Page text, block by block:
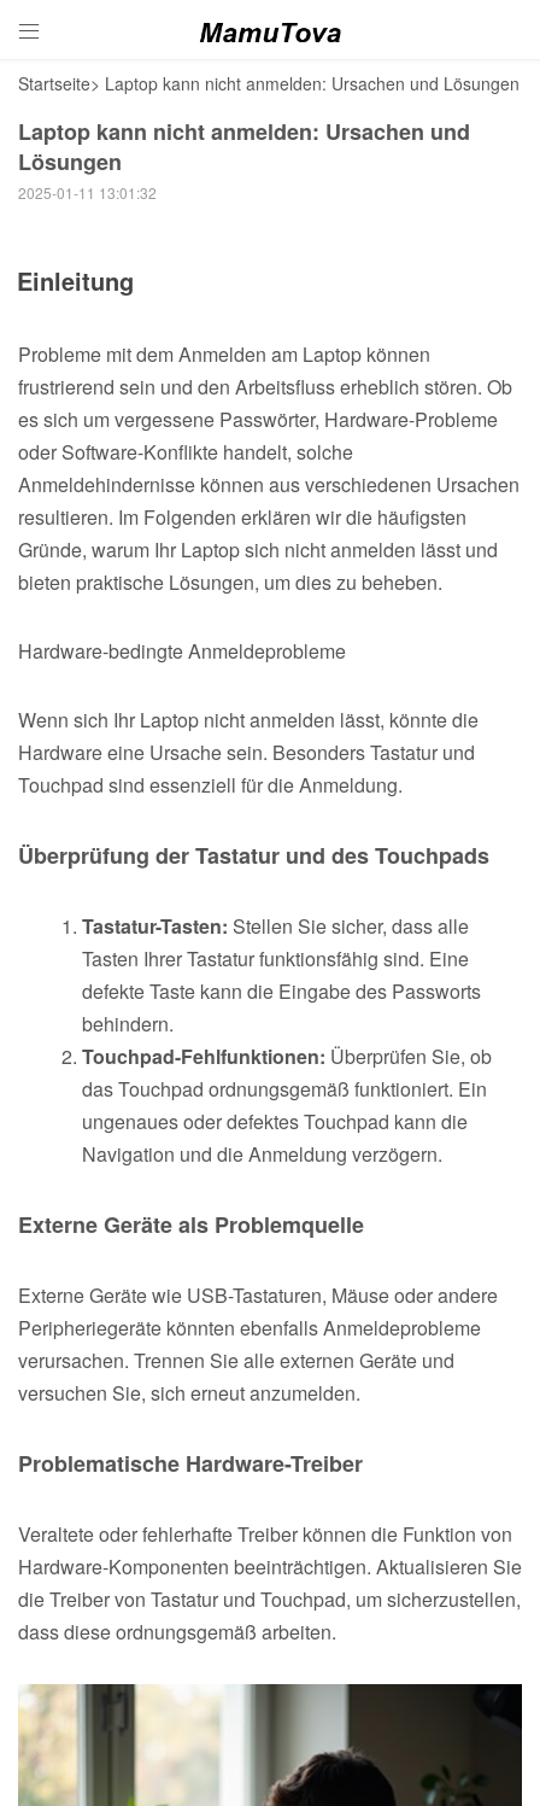

Startseite> Laptop kann nicht anmelden: Ursachen und Lösungen
Laptop kann nicht anmelden: Ursachen und
Lösungen
2025-01-11 13:01:32
Einleitung
Probleme mit dem Anmelden am Laptop können
frustrierend sein und den Arbeitsfluss erheblich stören. Ob
es sich um vergessene Passwörter, Hardware-Probleme
oder Software-Konflikte handelt, solche
Anmeldehindernisse können aus verschiedenen Ursachen
resultieren. Im Folgenden erklären wir die häufigsten
Gründe, warum Ihr Laptop sich nicht anmelden lässt und
bieten praktische Lösungen, um dies zu beheben.
Hardware-bedingte Anmeldeprobleme
Wenn sich Ihr Laptop nicht anmelden lässt, könnte die
Hardware eine Ursache sein. Besonders Tastatur und
Touchpad sind essenziell für die Anmeldung.
Überprüfung der Tastatur und des Touchpads
Tastatur-Tasten: Stellen Sie sicher, dass alle
Tasten Ihrer Tastatur funktionsfähig sind. Eine
defekte Taste kann die Eingabe des Passworts
behindern.
Touchpad-Fehlfunktionen: Überprüfen Sie, ob
das Touchpad ordnungsgemäß funktioniert. Ein
ungenaues oder defektes Touchpad kann die
Navigation und die Anmeldung verzögern.
Externe Geräte als Problemquelle
Externe Geräte wie USB-Tastaturen, Mäuse oder andere
Peripheriegeräte könnten ebenfalls Anmeldeprobleme
verursachen. Trennen Sie alle externen Geräte und
versuchen Sie, sich erneut anzumelden.
Problematische Hardware-Treiber
Veraltete oder fehlerhafte Treiber können die Funktion von
Hardware-Komponenten beeinträchtigen. Aktualisieren Sie
die Treiber von Tastatur und Touchpad, um sicherzustellen,
dass diese ordnungsgemäß arbeiten.